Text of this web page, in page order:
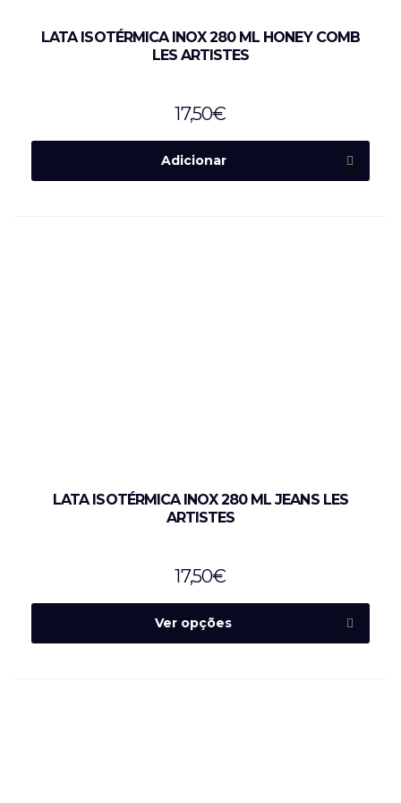
LATA ISOTÉRMICA INOX 280 ML HONEY COMB
LES ARTISTES
17,50€
Adicionar
LATA ISOTÉRMICA INOX 280 ML JEANS LES
ARTISTES
17,50€
Ver opções